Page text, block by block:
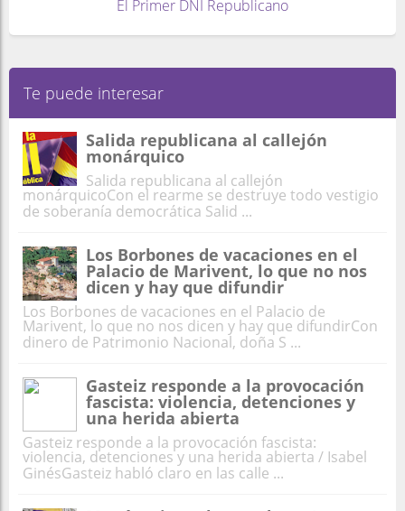
El Primer DNI Republicano
Te puede interesar
Salida republicana al callejón
monárquico
Salida republicana al callejón
monárquicoCon el rearme se destruye todo vestigio
de soberanía democrática Salid ...
Los Borbones de vacaciones en el
Palacio de Marivent, lo que no nos
dicen y hay que difundir
Los Borbones de vacaciones en el Palacio de
Marivent, lo que no nos dicen y hay que difundirCon
dinero de Patrimonio Nacional, doña S ...
Gasteiz responde a la provocación
fascista: violencia, detenciones y
una herida abierta
Gasteiz responde a la provocación fascista:
violencia, detenciones y una herida abierta / Isabel
GinésGasteiz habló claro en las calle ...